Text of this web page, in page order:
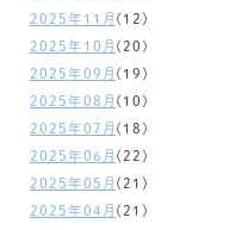
2025年11月 (12)
2025年10月 (20)
2025年09月 (19)
2025年08月 (10)
2025年07月 (18)
2025年06月 (22)
2025年05月 (21)
2025年04月 (21)